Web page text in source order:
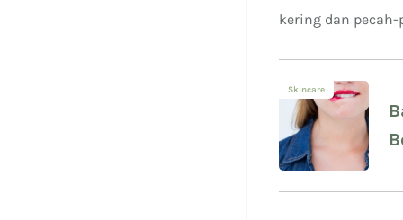
kering dan
Skincare